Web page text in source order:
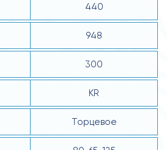
440
948
300
KR
Торцевое